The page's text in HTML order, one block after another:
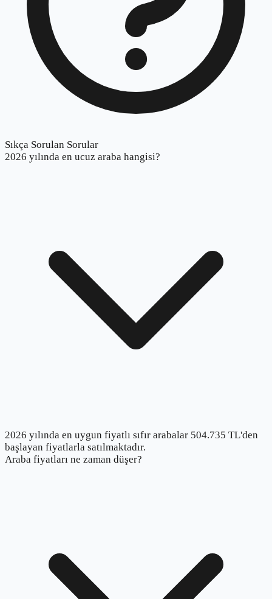
Sıkça Sorulan Sorular
2026 yılında en ucuz araba hangisi?
2026 yılında en uygun fiyatlı sıfır arabalar 504.735 TL'den
başlayan fiyatlarla satılmaktadır.
Araba fiyatları ne zaman düşer?